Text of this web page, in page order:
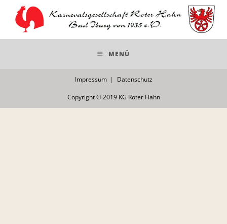
Inhalt
springen
MENÜ
Impressum Datenschutz
Copyright © 2019 KG Roter Hahn